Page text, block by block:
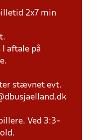
2x7 min
I aftale på
stævnet evt.
Ved 3:3-